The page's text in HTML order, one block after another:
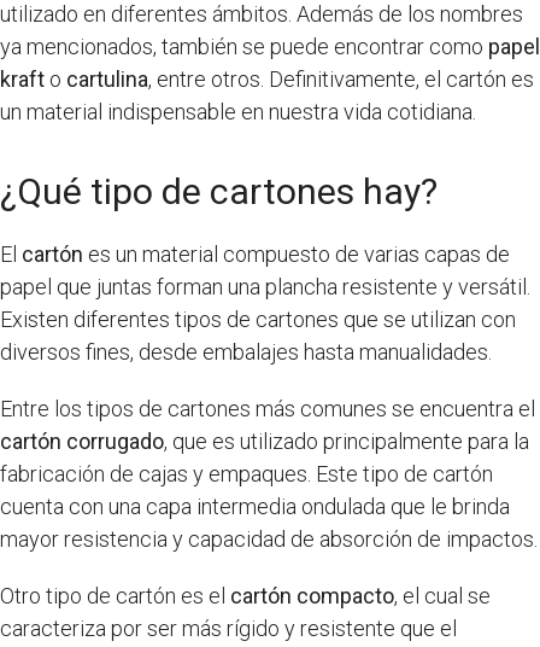
utilizado en diferentes ámbitos. Además de los nombres
ya mencionados, también se puede encontrar como papel
kraft o cartulina, entre otros. Definitivamente, el cartón es
un material indispensable en nuestra vida cotidiana.
¿Qué tipo de cartones hay?
El cartón es un material compuesto de varias capas de
papel que juntas forman una plancha resistente y versátil.
Existen diferentes tipos de cartones que se utilizan con
diversos fines, desde embalajes hasta manualidades.
Entre los tipos de cartones más comunes se encuentra el
cartón corrugado, que es utilizado principalmente para la
fabricación de cajas y empaques. Este tipo de cartón
cuenta con una capa intermedia ondulada que le brinda
mayor resistencia y capacidad de absorción de impactos.
Otro tipo de cartón es el cartón compacto, el cual se
caracteriza por ser más rígido y resistente que el